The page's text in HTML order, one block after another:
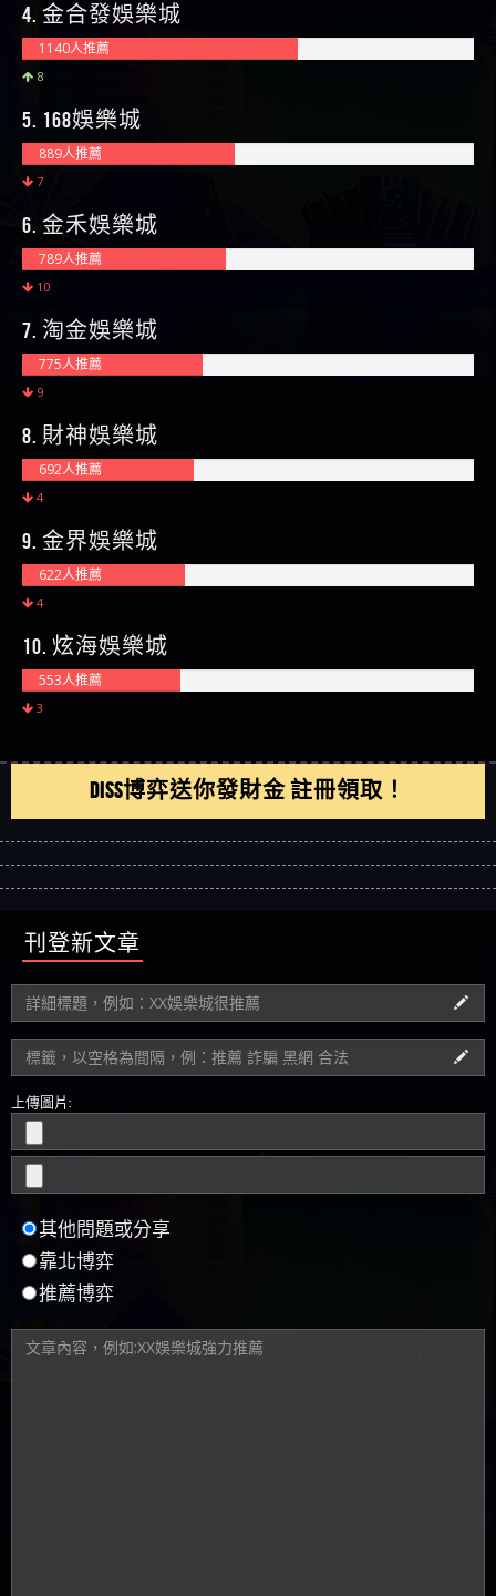
4. 金合發娛樂城
1140人推薦
8
5. 168娛樂城
889人推薦
7
6. 金禾娛樂城
789人推薦
10
7. 淘金娛樂城
775人推薦
9
8. 財神娛樂城
692人推薦
4
9. 金界娛樂城
622人推薦
4
10. 炫海娛樂城
553人推薦
3
DISS博弈送你發財金 註冊領取！
刊登新文章
上傳圖片:
其他問題或分享
靠北博弈
推薦博弈